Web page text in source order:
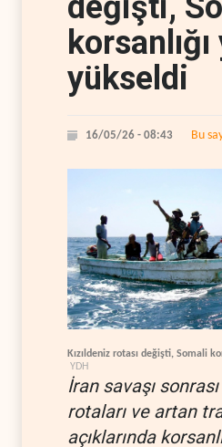
yükseldi
16/05/26 - 08:43 Bu
Kızıldeniz rotası değişti, Somali
YDH
İran savaşı
rotaları ve artan
açıklarında